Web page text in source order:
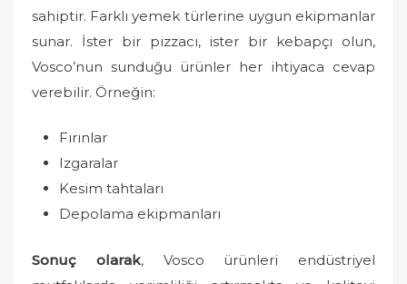
sahiptir. Farklı yemek türlerine uygun ekipmanlar
sunar. İster bir pizzacı, ister bir kebapçı olun,
Vosco’nun sunduğu ürünler her ihtiyaca cevap
verebilir. Örneğin:
Fırınlar
Izgaralar
Kesim tahtaları
Depolama ekipmanları
Sonuç olarak, Vosco ürünleri endüstriyel